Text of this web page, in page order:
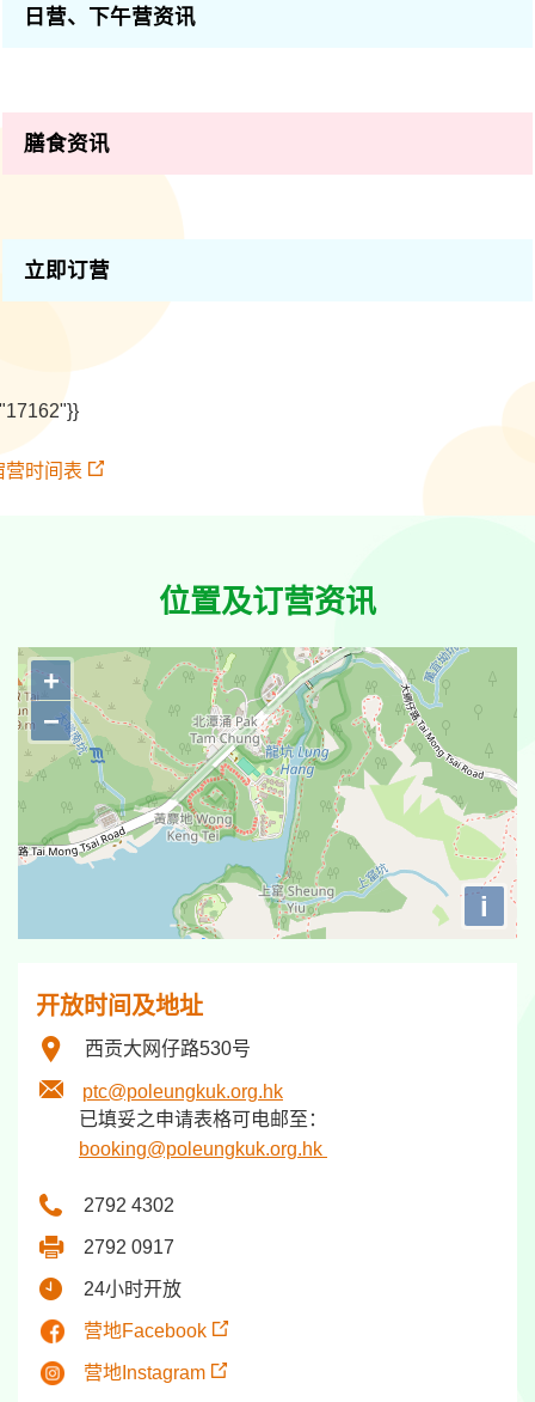
日营、下午营资讯
膳食资讯
立即订营
营时间表
位置及订营资讯
+
−
i
开放时间及地址
西贡大网仔路530号
ptc@poleungkuk.org.hk
已填妥之申请表格可电邮至：
booking@poleungkuk.org.hk
2792 4302
2792 0917
24小时开放
营地Facebook
营地Instagram